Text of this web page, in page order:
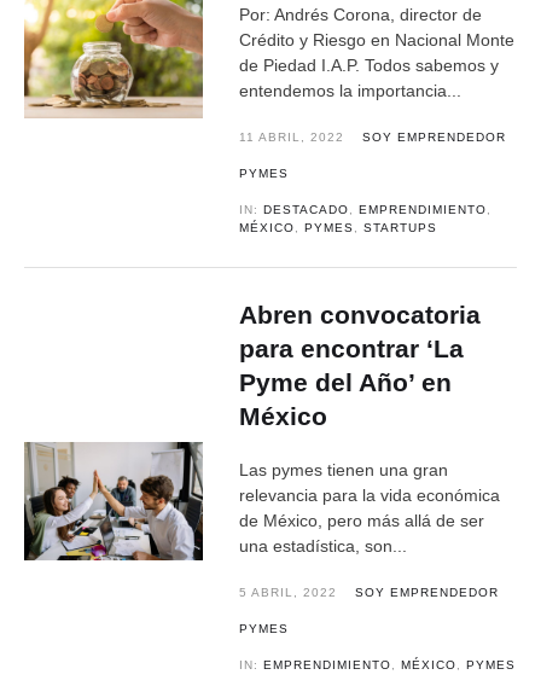
Por: Andrés Corona, director de
Crédito y Riesgo en Nacional Monte
de Piedad I.A.P. Todos sabemos y
entendemos la importancia...
11 ABRIL, 2022 SOY EMPRENDEDOR
PYMES
IN:DESTACADO ,EMPRENDIMIENTO
MÉXICO
,PYMES ,STARTUPS
Abren convocatoria
para encontrar ‘La
Pyme del Año’ en
México
Las pymes tienen una gran
relevancia para la vida económica
de México, pero más allá de ser
una estadística, son...
5 ABRIL, 2022 SOY EMPRENDEDOR
PYMES
IN:EMPRENDIMIENTO ,MÉXICO ,PYMES